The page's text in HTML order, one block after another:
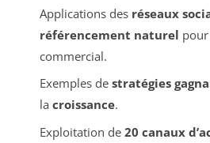
Applications des réseaux
référencement naturel
commercial.
Exemples de stratégies
la croissance.
Exploitation de 20 canaux